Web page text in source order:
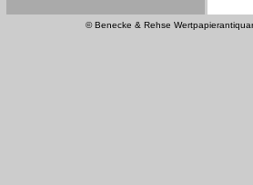
© Benecke & Rehse